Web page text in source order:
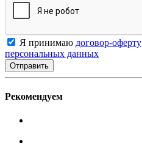
Я принимаю договор-оферту
персональных данных
Рекомендуем